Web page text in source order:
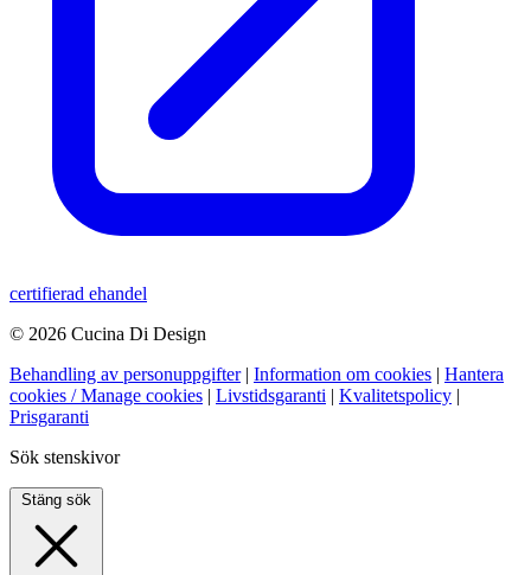
certifierad ehandel
© 2026 Cucina Di Design
Behandling av personuppgifter | Information om cookies | Hantera
cookies / Manage cookies | Livstidsgaranti | Kvalitetspolicy |
Prisgaranti
Sök stenskivor
Stäng sök